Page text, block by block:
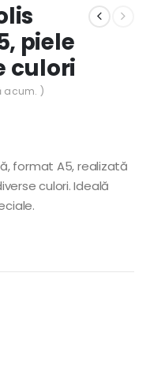
piele
culori
acum. )
format A5, realizată
culori. Ideală